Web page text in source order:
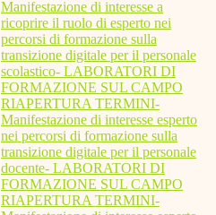
Manifestazione di interesse a
ricoprire il ruolo di esperto nei
percorsi di formazione sulla
transizione digitale per il personale
scolastico- LABORATORI DI
FORMAZIONE SUL CAMPO
RIAPERTURA TERMINI-
Manifestazione di interesse esperto
nei percorsi di formazione sulla
transizione digitale per il personale
docente- LABORATORI DI
FORMAZIONE SUL CAMPO
RIAPERTURA TERMINI-